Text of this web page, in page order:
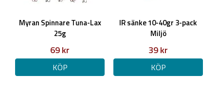
Myran Spinnare Tuna-Lax
25g
69 kr
KÖP
IR sänke 10-40gr 3-pack
Miljö
39 kr
KÖP